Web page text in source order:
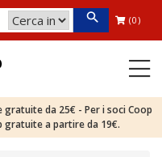
(0)
da 25€ - Per i soci Coop
gratuite a partire da 19€.